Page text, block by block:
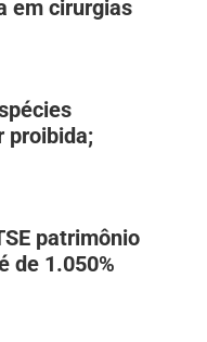
em cirurgias
proibida;
patrimônio
de 1.050%